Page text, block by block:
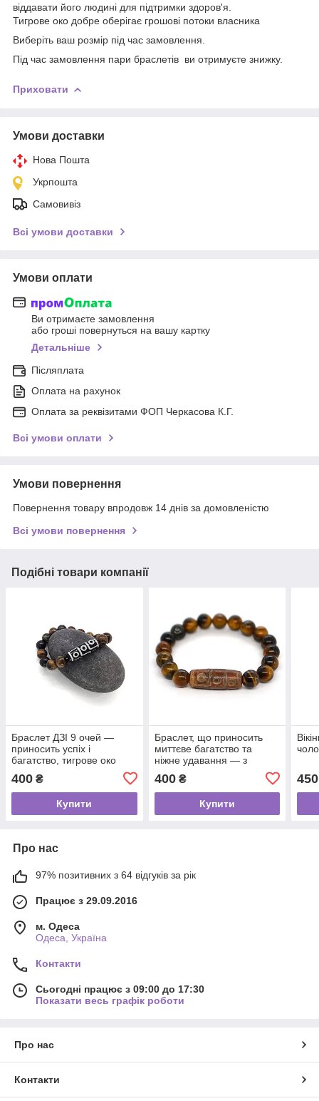
віддавати його людині для підтримки здоров'я.
Тигрове око добре оберігає грошові потоки власника
Виберіть ваш розмір під час замовлення.
Під час замовлення пари браслетів ви отримуєте знижку.
Приховати
Умови доставки
Нова Пошта
Укрпошта
Самовивіз
Всі умови доставки
Умови оплати
Ви отримаєте замовлення
або гроші повернуться на вашу картку
Детальніше
Післяплата
Оплата на рахунок
Оплата за реквізитами ФОП Черкасова К.Г.
Всі умови оплати
Умови повернення
Повернення товару впродовж 14 днів за домовленістю
Всі умови повернення
Подібні товари компанії
Браслет ДЗІ 9 очей —
приносить успіх і
багатство, тигрове око
400 ₴
Купити
Браслет, що приносить
миттєве багатство та
ніжне удавання — з
намистини ДЗИ 9 очей
400₴
Купити
450
Про нас
97% позитивних з 64 відгуків за рік
Працює з 29.09.2016
м. Одеса
Одеса, Україна
Контакти
Сьогодні працює з 09:00 до 17:30
Показати весь графік роботи
Про нас
Контакти